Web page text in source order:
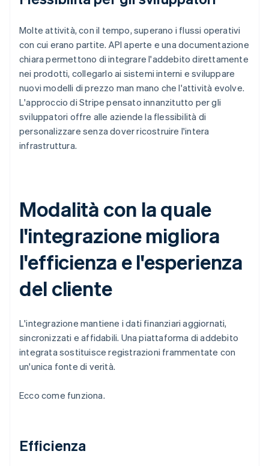
Molte attività, con il tempo, superano i flussi operativi
con cui erano partite. API aperte e una documentazione
chiara permettono di integrare l'addebito direttamente
nei prodotti, collegarlo ai sistemi interni e sviluppare
nuovi modelli di prezzo man mano che l'attività evolve.
L'approccio di Stripe pensato innanzitutto per gli
sviluppatori offre alle aziende la flessibilità di
personalizzare senza dover ricostruire l'intera
infrastruttura.
Modalità con la quale
l'integrazione migliora
l'efficienza e l'esperienza
del cliente
L'integrazione mantiene i dati finanziari aggiornati,
sincronizzati e affidabili. Una piattaforma di addebito
integrata sostituisce registrazioni frammentate con
un'unica fonte di verità.
Ecco come funziona.
Efficienza